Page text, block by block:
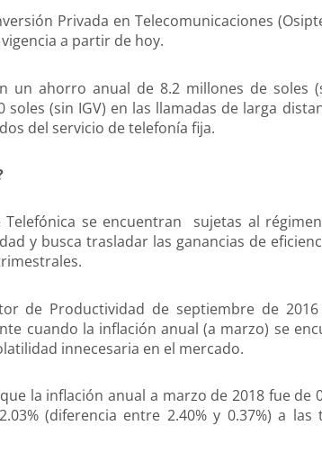
Privada en Telecomunicaciones
a partir de hoy.
un ahorro anual de 8.2 millones de soles
soles (sin IGV) en las llamadas de larga
del servicio de telefonía fija.
se encuentran sujetas al
y busca trasladar las ganancias de
de Productividad de septiembre de
cuando la inflación anual (a marzo) se
innecesaria en el mercado.
la inflación anual a marzo de 2018 fue de
(diferencia entre 2.40% y 0.37%) a